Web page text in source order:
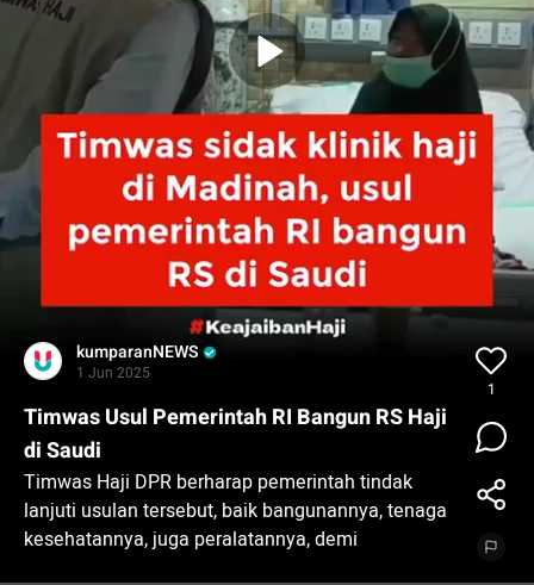
kumparanNEWS
1 Jun 2025
Timwas Usul Pemerintah RI Bangun RS Haji
di Saudi
Timwas Haji DPR berharap pemerintah tindak
lanjuti usulan tersebut, baik bangunannya, tenaga
kesehatannya, juga peralatannya, demi
1